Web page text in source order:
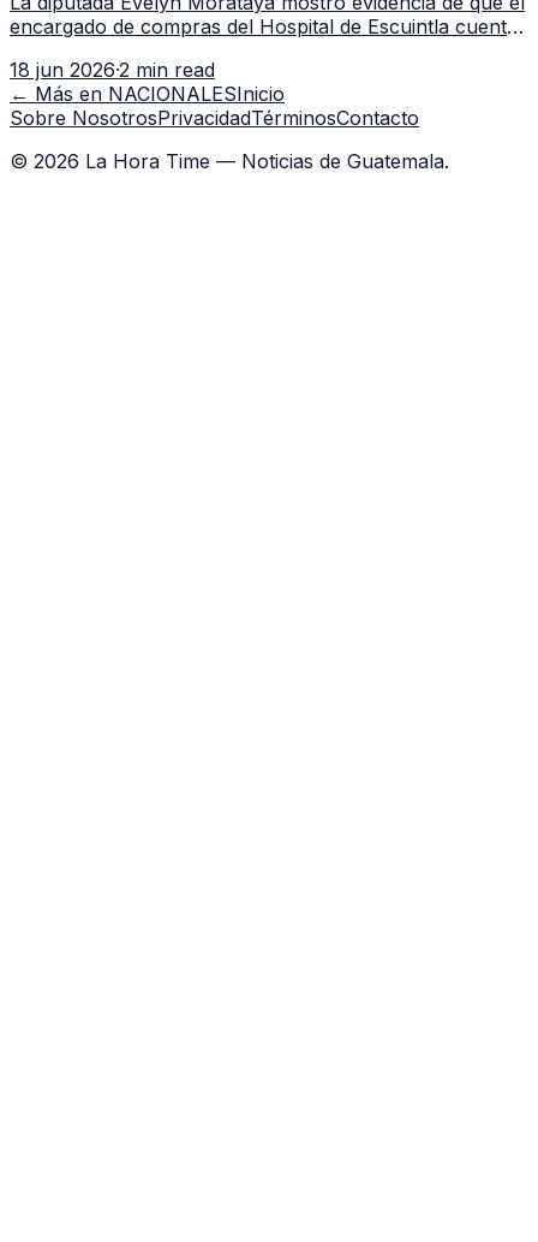
encargado de compras del Hospital de Escuintla cuenta
capacitación en la capital.
18 jun 2026·2 min read
← Más en NACIONALESInicio
Sobre NosotrosPrivacidadTérminosContacto
© 2026 La Hora Time — Noticias de Guatemala.